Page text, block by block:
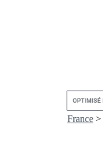
France >